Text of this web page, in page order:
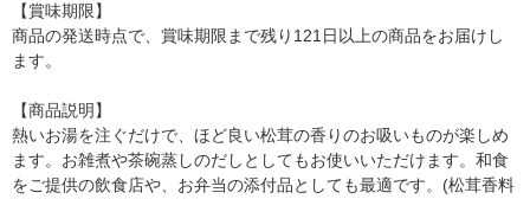
【賞味期限】
商品の発送時点で、賞味期限まで残り121日以上の商品をお届けし
ます。
【商品説明】
熱いお湯を注ぐだけで、ほど良い松茸の香りのお吸いものが楽しめ
ます。お雑煮や茶碗蒸しのだしとしてもお使いいただけます。和食
をご提供の飲食店や、お弁当の添付品としても最適です。(松茸香料